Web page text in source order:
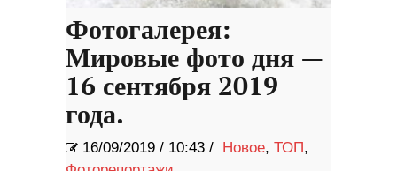
Фотогалерея:
Мировые фото дня —
16 сентября 2019
года.
16/09/2019 / 10:43 / Новое, ТОП,